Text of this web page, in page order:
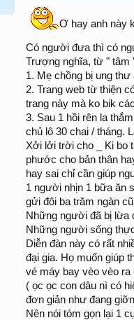
Ơ hay anh này
Có người đưa thì có
Trượng nghĩa, từ " tâm
1. Mẹ chồng bị ung
2. Trang web từ thiện
trang này mà ko bik
3. Sau 1 hồi rên la
chủ lô 30 chai / tháng.
Xởi lởi trời cho _ Ki bo
phước cho bản thân
hay sai chỉ cần giúp
1 người nhịn 1 bữa ăn
gửi đôi ba trăm ngàn
Những người đã bị lừa
Những người sống
Diễn đàn này có rất
đại gia. Họ muốn giúp
vé máy bay vèo vèo
( ọc ọc con dâu nì có
đơn giản như đang
Nên nói tóm gọn lại 1